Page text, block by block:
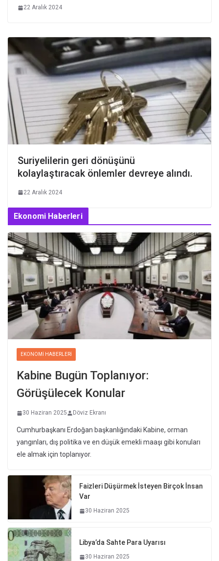
22 Aralık 2024
Suriyelilerin geri dönüşünü
kolaylaştıracak önlemler devreye alındı.
22 Aralık 2024
Ekonomi Haberleri
EKONOMI HABERLERI
Kabine Bugün Toplanıyor:
Görüşülecek Konular
30 Haziran 2025 Döviz Ekranı
Cumhurbaşkanı Erdoğan başkanlığındaki Kabine, orman
yangınları, dış politika ve en düşük emekli maaşı gibi konuları
ele almak için toplanıyor.
Faizleri Düşürmek İsteyen Birçok İnsan
Var
30 Haziran 2025
Libya’da Sahte Para Uyarısı
30 Haziran 2025